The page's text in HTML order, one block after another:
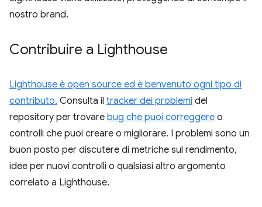
nostro brand.
Contribuire a Lighthouse
Lighthouse è open source ed è benvenuto ogni tipo di
contributo. Consulta il tracker dei problemi del
repository per trovare bug che puoi correggere o
controlli che puoi creare o migliorare. I problemi sono un
buon posto per discutere di metriche sul rendimento,
idee per nuovi controlli o qualsiasi altro argomento
correlato a Lighthouse.